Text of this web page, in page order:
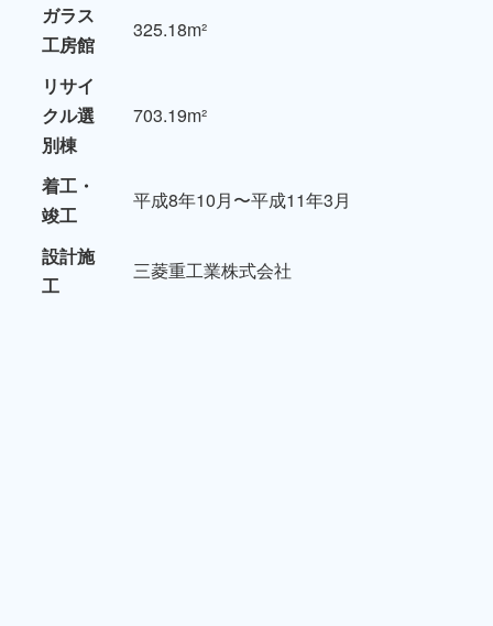
ガラス
工房館
325.18m²
リサイ
クル選
別棟
703.19m²
着工・
竣工
平成8年10月〜平成11年3月
設計施
工
三菱重工業株式会社